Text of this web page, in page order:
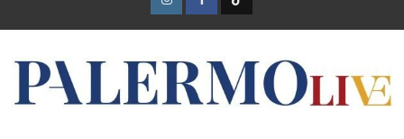
InstagramFacebook
TikTok